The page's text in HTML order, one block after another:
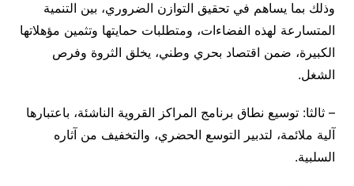
وذلك بما يساهم في تحقيق التوازن الضروري، بين التنمية
المتسارعة لهذه الفضاءات، ومتطلبات حمايتها وتثمين مؤهلاتها
الكبيرة، ضمن اقتصاد بحري وطني، يخلق الثروة وفرص
الشغل.
– ثالثا: توسيع نطاق برنامج المراكز القروية الناشئة، باعتبارها
آلية ملائمة، لتدبير التوسع الحضري، والتخفيف من آثاره
السلبية.